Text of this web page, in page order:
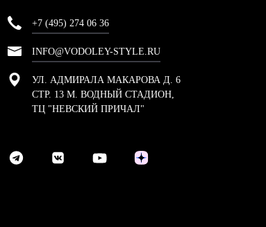
+7 (495) 274 06 36
INFO@VODOLEY-STYLE.RU
УЛ. АДМИРАЛА МАКАРОВА Д. 6
СТР. 13 М. ВОДНЫЙ СТАДИОН,
ТЦ "НЕВСКИЙ ПРИЧАЛ"